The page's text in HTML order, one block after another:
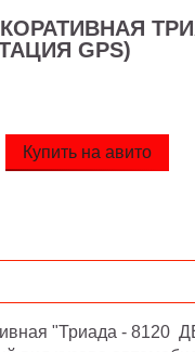
GPS)
Купить на авито
"Триада - 8120